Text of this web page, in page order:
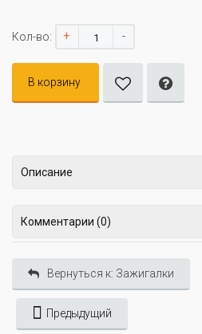
Кол-во: + -
В корзину
Описание
Комментарии (0)
Вернуться к: Зажигалки
Предыдущий